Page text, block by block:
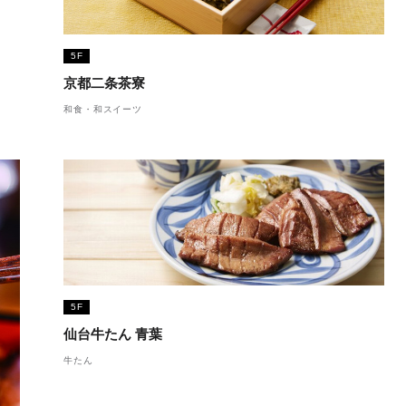
5F
京都二条茶寮
和食・和スイーツ
5F
仙台牛たん 青葉
牛たん